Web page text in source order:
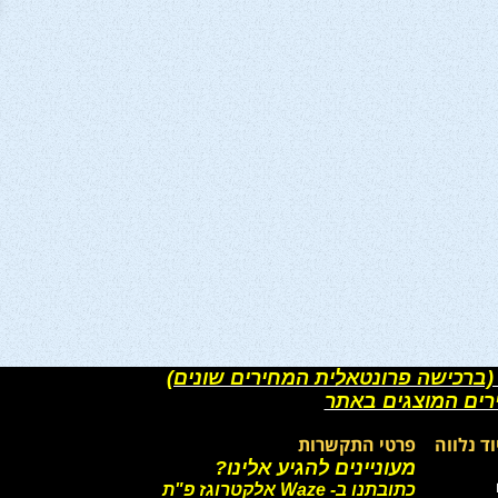
פרונטאלית המחירים שונים)
המוצגים באתר
נלווה פרטי התקשרות
מעוניינים להגיע אלינו?
כתובתנו ב- Waze אלקטרוגז פ"ת